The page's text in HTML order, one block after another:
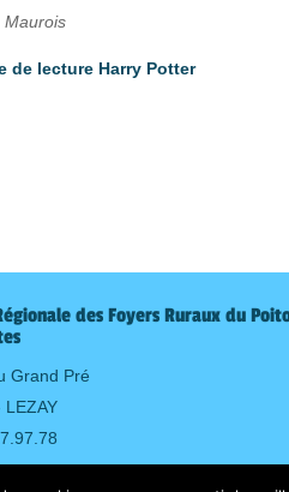
Maurois
de lecture Harry Potter
des Foyers Ruraux du
Grand Pré
LEZAY
légales